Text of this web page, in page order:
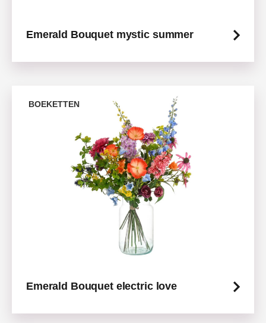
Emerald Bouquet mystic summer
BOEKETTEN
Emerald Bouquet electric love